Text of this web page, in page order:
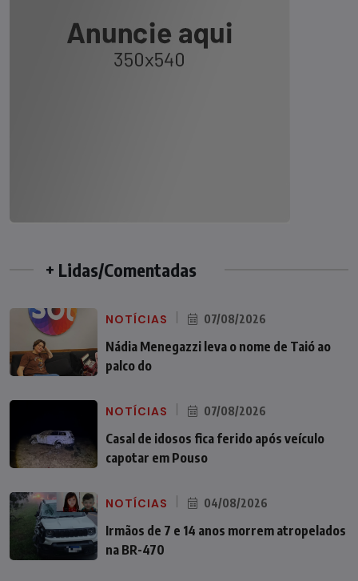
+ Lidas/Comentadas
NOTÍCIAS 07/08/2026
Nádia Menegazzi leva o nome de Taió ao
palco do
NOTÍCIAS 07/08/2026
Casal de idosos fica ferido após veículo
capotar em Pouso
NOTÍCIAS 04/08/2026
Irmãos de 7 e 14 anos morrem atropelados
na BR-470